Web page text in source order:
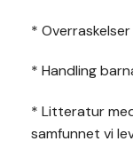
*
* Handling
* Litteratur
samfunnet vi